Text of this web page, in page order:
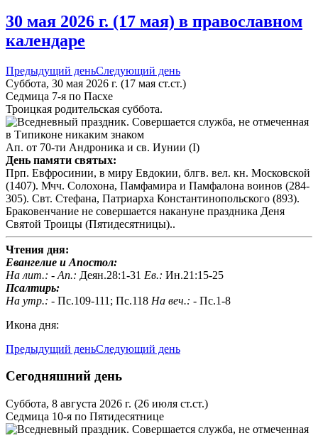
30 мая 2026 г. (17 мая) в православном
календаре
Предыдущий деньСледующий день
Суббота, 30 мая 2026 г. (17 мая ст.ст.)
Седмица 7-я по Пасхе
Троицкая родительская суббота.
Ап. от 70-ти Андроника и св. Иунии (I)
День памяти святых:
Прп. Евфросинии, в миру Евдокии, блгв. вел. кн. Московской
(1407). Мчч. Солохона, Памфамира и Памфалона воинов (284-
305). Свт. Стефана, Патриарха Константинопольского (893).
Браковенчание не совершается накануне праздника Деня
Святой Троицы (Пятидесятницы)..
Чтения дня:
Евангелие и Апостол:
На лит.: - Ап.: Деян.28:1-31 Ев.: Ин.21:15-25
Псалтирь:
На утр.: - Пс.109-111; Пс.118 На веч.: - Пс.1-8
Икона дня:
Предыдущий деньСледующий день
Сегодняшний день
Суббота, 8 августа 2026 г. (26 июля ст.ст.)
Седмица 10-я по Пятидесятнице